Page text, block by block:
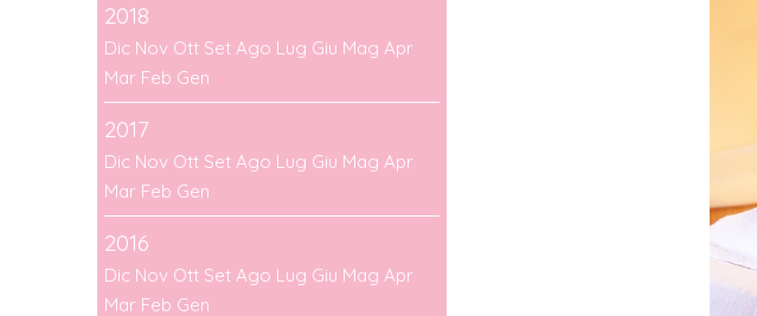
2018
Dic Nov Ott Set Ago Lug Giu Mag Apr
Mar Feb Gen
2017
Dic Nov Ott Set Ago Lug Giu Mag Apr
Mar Feb Gen
2016
Dic Nov Ott Set Ago Lug Giu Mag Apr
Mar Feb Gen